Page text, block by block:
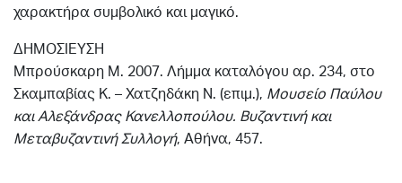
χαρακτήρα συμβολικό και μαγικό.
ΔΗΜΟΣΙΕΥΣΗ
Μπρούσκαρη Μ. 2007. Λήμμα καταλόγου αρ. 234, στο
Σκαμπαβίας Κ. – Χατζηδάκη Ν. (επιμ.), Μουσείο Παύλου
και Αλεξάνδρας Κανελλοπούλου. Βυζαντινή και
Μεταβυζαντινή Συλλογή, Αθήνα, 457.